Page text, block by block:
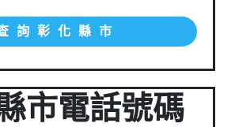
詢彰化縣市
市電話號碼